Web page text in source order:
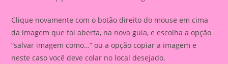
Clique novamente com o botão direito do mouse em cima
da imagem que foi aberta, na nova guia, e escolha a opção
“salvar imagem como…” ou a opção copiar a imagem e
neste caso você deve colar no local desejado.